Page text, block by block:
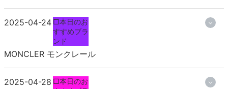
2025-04-24 □本日のお
すすめブラ
ンド
MONCLER モンクレール
2025-04-28 □本日のお